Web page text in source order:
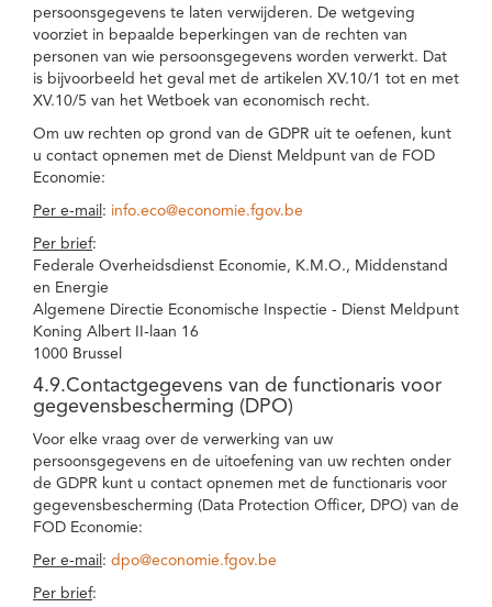
persoonsgegevens te laten verwijderen. De wetgeving
voorziet in bepaalde beperkingen van de rechten van
personen van wie persoonsgegevens worden verwerkt. Dat
is bijvoorbeeld het geval met de artikelen XV.10/1 tot en met
XV.10/5 van het Wetboek van economisch recht.
Om uw rechten op grond van de GDPR uit te oefenen, kunt
u contact opnemen met de Dienst Meldpunt van de FOD
Economie:
Per e-mail : info.eco@economie.fgov.be
Per brief:
Federale Overheidsdienst Economie, K.M.O., Middenstand
en Energie
Algemene Directie Economische Inspectie - Dienst Meldpunt
Koning Albert II-laan 16
1000 Brussel
4.9.Contactgegevens van de functionaris voor
gegevensbescherming (DPO)
Voor elke vraag over de verwerking van uw
persoonsgegevens en de uitoefening van uw rechten onder
de GDPR kunt u contact opnemen met de functionaris voor
gegevensbescherming (Data Protection Officer, DPO) van de
FOD Economie:
Per e-mail : dpo@economie.fgov.be
Per brief: